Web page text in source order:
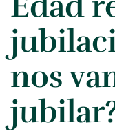
nos